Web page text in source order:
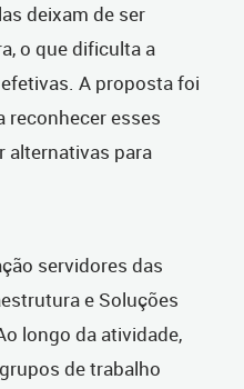
deixam de ser
o que dificulta a
A proposta foi
reconhecer esses
alternativas para
servidores das
e Soluções
longo da atividade,
de trabalho